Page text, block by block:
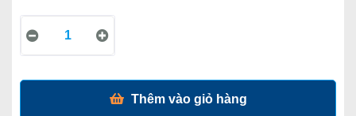
Thêm vào giỏ hàng